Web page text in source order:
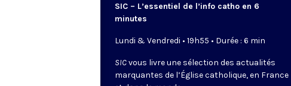
SIC – L’essentiel de l’info catho en 6
minutes
Lundi & Vendredi • 19h55 • Durée : 6 min
SICvous livre une sélection des actualités
marquantes de l’Église catholique, en France